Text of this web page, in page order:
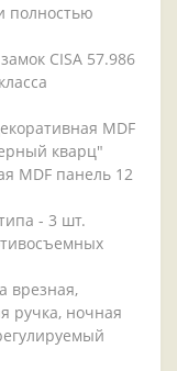
полностью
CISA 57.986
MDF
кварц"
MDF панель 12
- 3 шт.
врезная,
ручка, ночная